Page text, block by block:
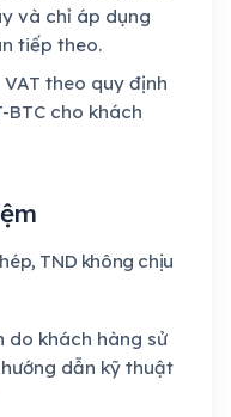
và chỉ áp dụng
tiếp theo.
theo quy định
cho khách
TND không chịu
do khách hàng sử
dẫn kỹ thuật